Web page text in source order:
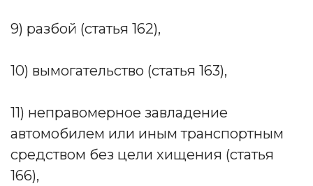
9) разбой (статья 162),
10) вымогательство (статья 163),
11) неправомерное завладение
автомобилем или иным транспортным
средством без цели хищения (статья
166),